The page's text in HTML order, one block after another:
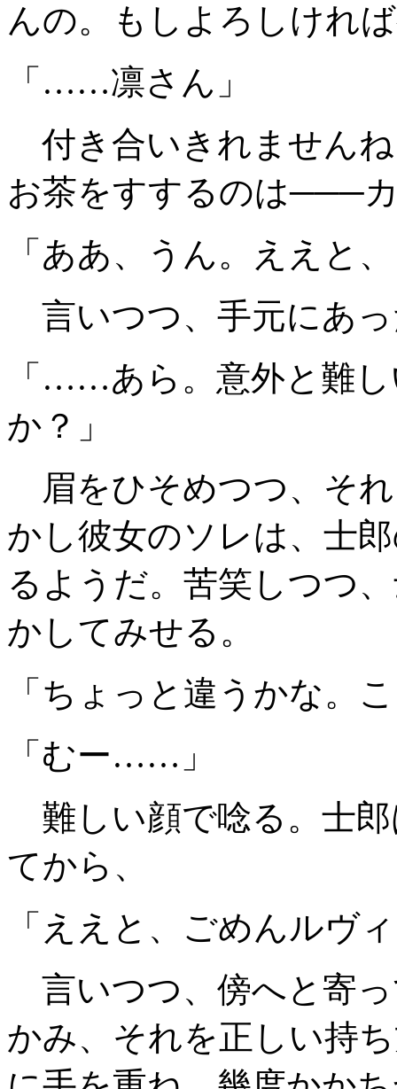
んの。もしよろしけれ
「……凛さん」
付き合いきれません
お茶をすするのは───
「ああ、うん。ええと
言いつつ、手元にあ
「……あら。意外と難
か？」
眉をひそめつつ、そ
かし彼女のソレは、士
るようだ。苦笑しつつ
かしてみせる。
「ちょっと違うかな。
「むー……」
難しい顔で唸る。士
てから、
「ええと、ごめんルヴ
言いつつ、傍へと寄
かみ、それを正しい持